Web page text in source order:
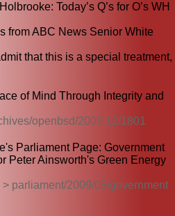
Today’s Q’s for O’s WH
from ABC News Senior White
that this is a special treatment,
of Mind Through Integrity and
openbsd/2009 12/1801
Parliament Page: Government
Peter Ainsworth's Green Energy
parliament/2009/05/government